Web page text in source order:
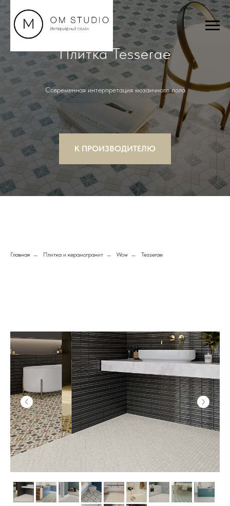
Плитка Tesserae
Современная интерпретация мозаичного пола
К ПРОИЗВОДИТЕЛЮ
Главная → Плитка и керамогранит → Wow → Tesserae